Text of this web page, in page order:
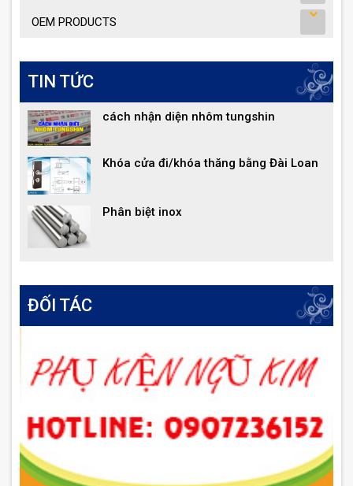
OEM PRODUCTS
TIN TỨC
cách nhận diện nhôm tungshin
Khóa cửa đi/khóa thăng bằng Đài Loan
Phân biệt inox
ĐỐI TÁC